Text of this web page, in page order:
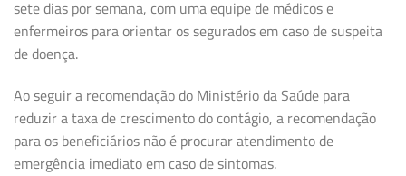
sete dias por semana, com uma equipe de médicos e
enfermeiros para orientar os segurados em caso de suspeita
de doença.
Ao seguir a recomendação do Ministério da Saúde para
reduzir a taxa de crescimento do contágio, a recomendação
para os beneficiários não é procurar atendimento de
emergência imediato em caso de sintomas.